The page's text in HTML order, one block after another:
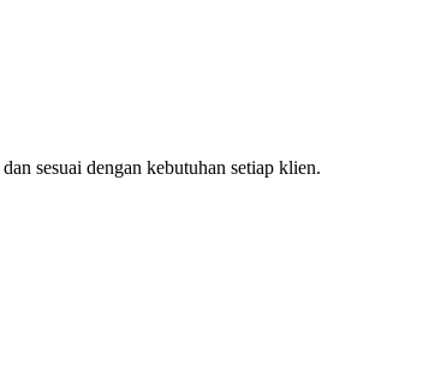
sesuai dengan kebutuhan setiap klien.